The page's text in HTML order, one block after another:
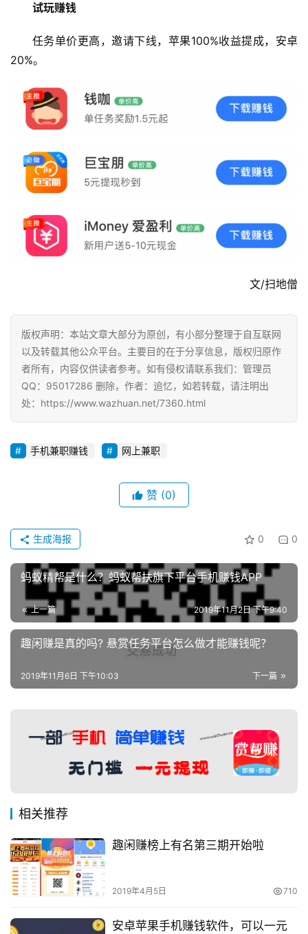
页
评
手
赚
登录
试玩赚钱
任务单价更高，邀请下线，苹果100%收益提成，安卓
20%。
文/扫地僧
版权声明：本站文章大部分为原创，有小部分整理于自互联网
以及转载其他公众平台。主要目的在于分享信息，版权归原作
者所有，内容仅供读者参考。如有侵权请联系我们：管理员
QQ：95017286 删除，作者：追忆，如若转载，请注明出
处：https://www.wazhuan.net/7360.html
手机兼职赚钱 网上兼职
赞 (0)
0 0
生成海报
蚂蚁精帮是什么？蚂蚁帮扶旗下平台手机赚钱APP
上一篇 2019年11月2日 下午9:40
趣闲赚是真的吗? 悬赏任务平台怎么做才能赚钱呢？
下一篇
2019年11月6日 下午10:03
相关推荐
趣闲赚榜上有名第三期开始啦
2019年4月5日 710
安卓苹果手机赚钱软件，可以一元